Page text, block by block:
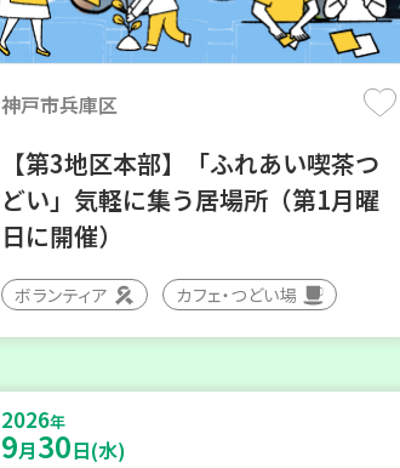
神戸市兵庫区
【第3地区本部】「ふれあい喫茶つ
どい」気軽に集う居場所（第1月曜
日に開催）
ボランティア カフェ・つどい場
2026年
9月30日(水)